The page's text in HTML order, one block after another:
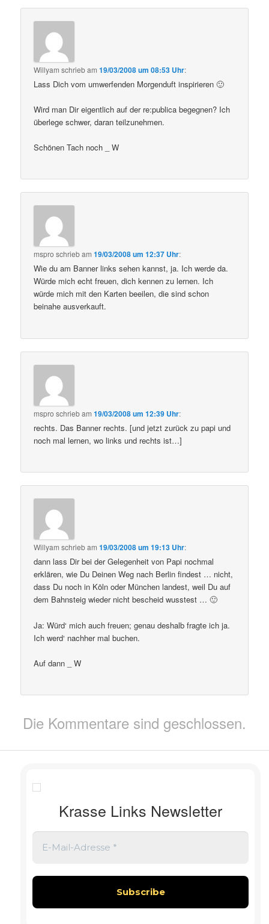
Willyam schriebam19/03/2008 um 08:53 Uhr:
Lass Dich vom umwerfenden Morgenduft inspirieren 🙂
Wird man Dir eigentlich auf der re:publica begegnen? Ich
überlege schwer, daran teilzunehmen.
Schönen Tach noch _ W
mspro schriebam19/03/2008 um 12:37 Uhr:
Wie du am Banner links sehen kannst, ja. Ich werde da.
Würde mich echt freuen, dich kennen zu lernen. Ich
würde mich mit den Karten beeilen, die sind schon
beinahe ausverkauft.
mspro schriebam19/03/2008 um 12:39 Uhr:
rechts. Das Banner rechts. [und jetzt zurück zu papi und
noch mal lernen, wo links und rechts ist…]
Willyam schriebam19/03/2008 um 19:13 Uhr:
dann lass Dir bei der Gelegenheit von Papi nochmal
erklären, wie Du Deinen Weg nach Berlin findest … nicht,
dass Du noch in Köln oder München landest, weil Du auf
dem Bahnsteig wieder nicht bescheid wusstest … 🙂
Ja: Würd‘ mich auch freuen; genau deshalb fragte ich ja.
Ich werd‘ nachher mal buchen.
Auf dann _ W
Die Kommentare sind geschlossen.
Krasse Links Newsletter